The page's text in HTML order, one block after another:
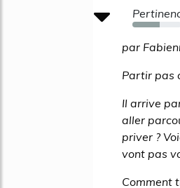
56%
par
Partir pas
Il arrive
aller
priver ?
vont pas
Comment